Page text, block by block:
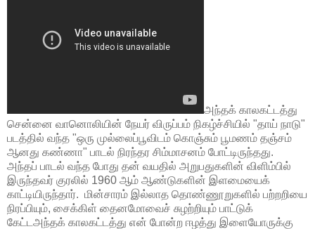
அந்தக் காலகட்டத்து
சென்னை வானொலியின் நேயர் விருப்பம் நிகழ்ச்சியில் "தாய் நாடு"
படத்தில் வந்த "ஒரு முல்லைப்பூவிடம் கொஞ்சும் பூமணம் தஞ்சம்
ஆனது கண்ணா" பாடல் நிரந்தர சிம்மாசனம் போட்டிருந்தது.
அந்தப் பாடல் வந்த போது தன் வயதில் அறுபதுகளின் விளிம்பில்
இருந்தவர் குரலில் 1960 ஆம் ஆண்டுகளின் இளமையைக்
காட்டியிருந்தார். மின்சாரம் இல்லாத தொண்ணூறுகளில் பற்றறியை
நிரப்பியும், சைக்கிள் தைனமோவைச் சுழற்றியும் பாட்டுக்
கேட்டஅந்தக் காலகட்டத்து என் போன்ற ஈழத்து இளையோருக்கு